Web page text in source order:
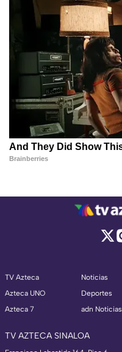
TV Azteca
Azteca UNO
Azteca 7
Noticias
Deportes
adn Noticias
TV AZTECA SINALOA